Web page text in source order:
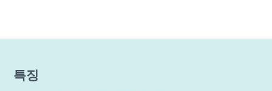
특징